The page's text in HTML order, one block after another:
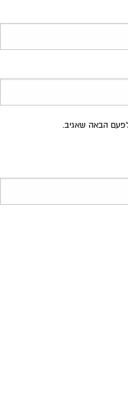
הבאה שאגיב.